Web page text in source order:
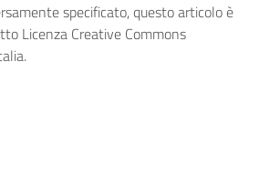
specificato, questo articolo è
Licenza Creative Commons